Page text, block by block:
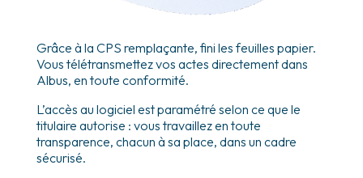
Grâce à la CPS remplaçante, fini les feuilles papier.
Vous télétransmettez vos actes directement dans
Albus, en toute conformité.
L’accès au logiciel est paramétré selon ce que le
titulaire autorise : vous travaillez en toute
transparence, chacun à sa place, dans un cadre
sécurisé.